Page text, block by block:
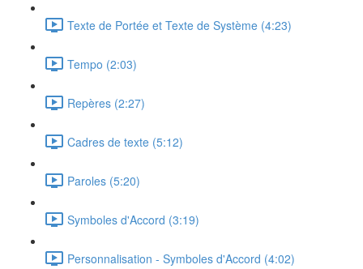
Texte de Portée et Texte de Système (4:23)
Tempo (2:03)
Repères (2:27)
Cadres de texte (5:12)
Paroles (5:20)
Symboles d'Accord (3:19)
Personnalisation - Symboles d'Accord (4:02)